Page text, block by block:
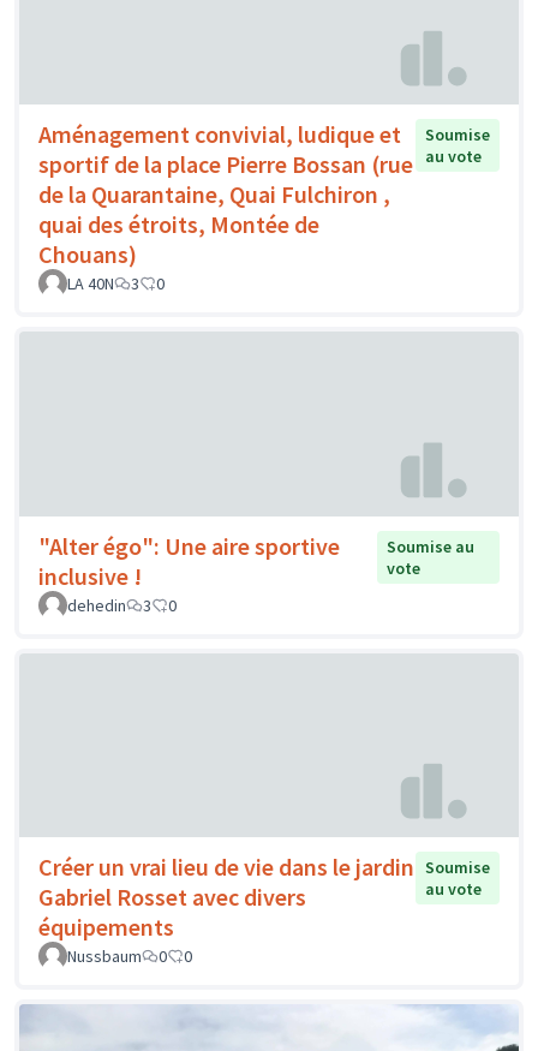
Aménagement convivial, ludique et
sportif de la place Pierre Bossan (rue
de la Quarantaine, Quai Fulchiron ,
quai des étroits, Montée de
Chouans)
Soumise
au vote
LA 40N 3 0
"Alter égo": Une aire sportive
inclusive !
Soumise au
vote
dehedin
3 0
Créer un vrai lieu de vie dans le jardin
Gabriel Rosset avec divers
équipements
Soumise
au vote
Nussbaum 0 0